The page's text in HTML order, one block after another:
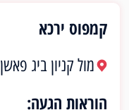
קמפוס ירכא
מול קניון ביג פאשן
הוראות הגעה: